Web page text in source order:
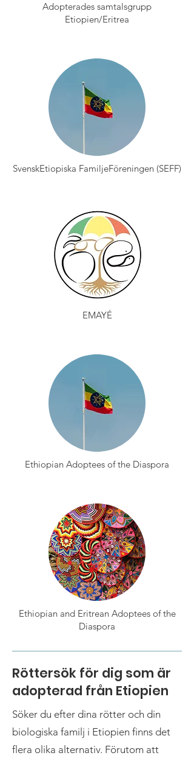
Adopterades samtalsgrupp
Etiopien/Eritrea
SvenskEtiopiska FamiljeFöreningen (SEFF)
EMAYÉ
Ethiopian Adoptees of the Diaspora
Ethiopian and Eritrean Adoptees of the
Diaspora
Röttersök för dig som är
adopterad från Etiopien
Söker du efter dina rötter och din
biologiska familj i Etiopien finns det
flera olika alternativ. Förutom att